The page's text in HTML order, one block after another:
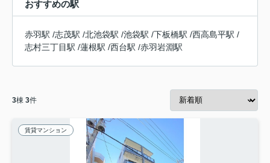
おすすめの駅
赤羽駅 /志茂駅 /北池袋駅 /池袋駅 /下板橋駅 /西高島平駅 /
志村三丁目駅 /蓮根駅 /西台駅 /赤羽岩淵駅
3棟 3件
賃貸マンション